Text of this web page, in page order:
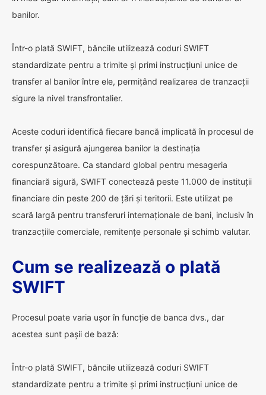
banilor.
Într-o plată SWIFT, băncile utilizează coduri SWIFT
standardizate pentru a trimite și primi instrucțiuni unice de
transfer al banilor între ele, permițând realizarea de tranzacții
sigure la nivel transfrontalier.
Aceste coduri identifică fiecare bancă implicată în procesul de
transfer și asigură ajungerea banilor la destinația
corespunzătoare. Ca standard global pentru mesageria
financiară sigură, SWIFT conectează peste 11.000 de instituții
financiare din peste 200 de țări și teritorii. Este utilizat pe
scară largă pentru transferuri internaționale de bani, inclusiv în
tranzacțiile comerciale, remitențe personale și schimb valutar.
Cum se realizează o plată
SWIFT
Procesul poate varia ușor în funcție de banca dvs., dar
acestea sunt pașii de bază:
Într-o plată SWIFT, băncile utilizează coduri SWIFT
standardizate pentru a trimite și primi instrucțiuni unice de